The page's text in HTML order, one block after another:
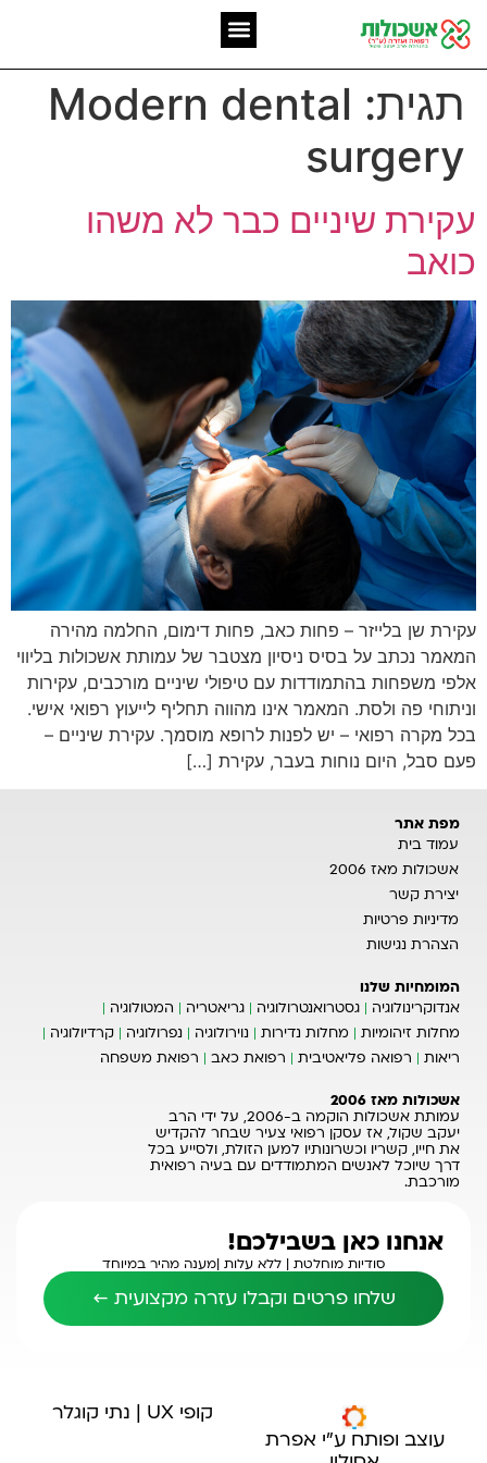
תגית: Modern dental
surgery
עקירת שיניים כבר לא משהו
כואב
עקירת שן בלייזר – פחות כאב, פחות דימום, החלמה מהירה
המאמר נכתב על בסיס ניסיון מצטבר של עמותת אשכולות בליווי
אלפי משפחות בהתמודדות עם טיפולי שיניים מורכבים, עקירות
וניתוחי פה ולסת. המאמר אינו מהווה תחליף לייעוץ רפואי אישי.
בכל מקרה רפואי – יש לפנות לרופא מוסמך. עקירת שיניים –
פעם סבל, היום נוחות בעבר, עקירת […]
מפת אתר
עמוד בית
אשכולות מאז 2006
יצירת קשר
מדיניות פרטיות
הצהרת נגישות
המומחיות שלנו
אנדוקרינולוגיה
גסטרואנטרולוגיה גריאטריה
המטולוגיה
מחלות זיהומיות
מחלות נדירות נוירולוגיה נפרולוגיה
קרדיולוגיה
ריאות
רפואה פליאטיבית רפואת כאב רפואת משפחה
אשכולות מאז 2006
עמותת אשכולות הוקמה ב-2006, על ידי הרב
יעקב שקול, אז עסקן רפואי צעיר שבחר להקדיש
את חייו, קשריו וכשרונותיו למען הזולת, ולסייע בכל
דרך שיוכל לאנשים המתמודדים עם בעיה רפואית
מורכבת.
אנחנו כאן בשבילכם!
סודיות מוחלטת | ללא עלות |מענה מהיר במיוחד
שלחו פרטים וקבלו עזרה מקצועית ←
עוצב ופותח ע"י אפרת
קופי UX | נתי קוגלר